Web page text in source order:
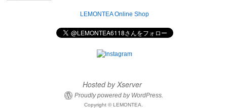
LEMONTEA Online Shop
Hosted by Xserver
Proudly powered by WordPress.
Copyright © LEMONTEA.